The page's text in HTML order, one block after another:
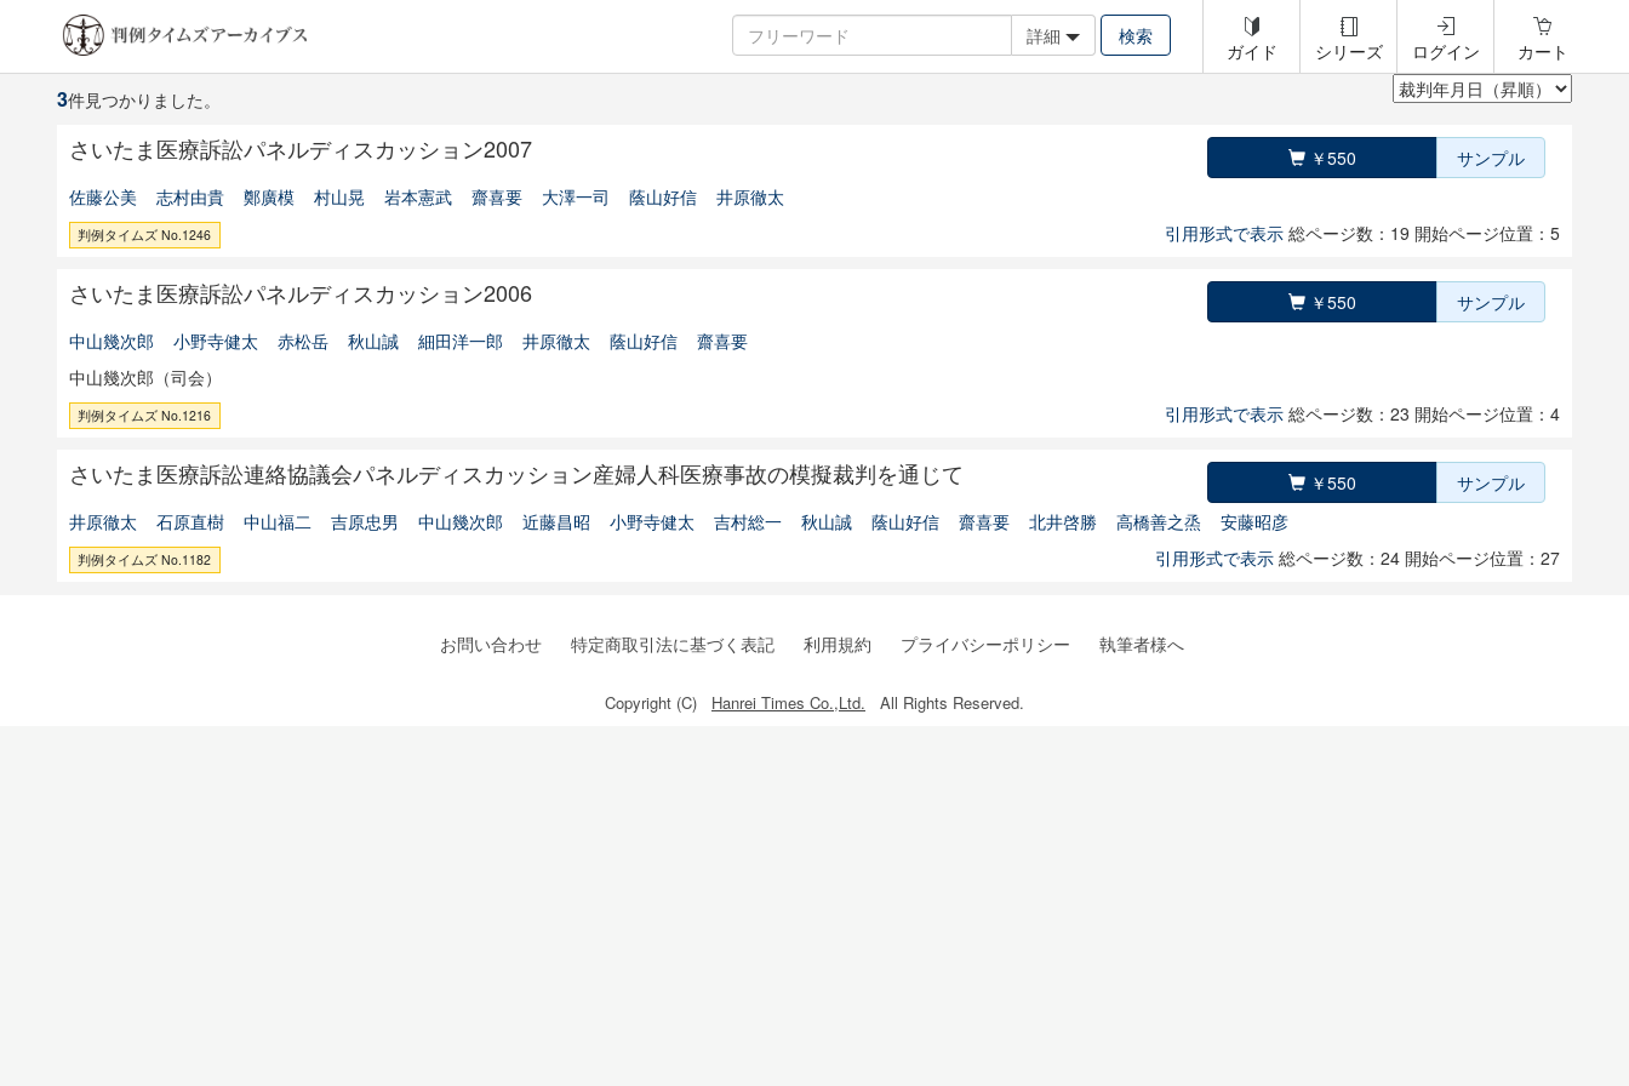
詳細
ガイド シリーズ ログイン カート
3件見つかりました。
さいたま医療訴訟パネルディスカッション2007 ￥550
サンプル
佐藤公美
志村由貴 鄭廣模 村山晃 岩本憲武 齋喜要 大澤一司 蔭山好信 井原徹太
判例タイムズ No.1246 引用形式で表示 総ページ数：19 開始ページ位置：5
さいたま医療訴訟パネルディスカッション2006 ￥550
サンプル
中山幾次郎
小野寺健太 赤松岳 秋山誠 細田洋一郎 井原徹太 蔭山好信
齋喜要
中山幾次郎（司会）
判例タイムズ No.1216 引用形式で表示 総ページ数：23 開始ページ位置：4
さいたま医療訴訟連絡協議会パネルディスカッション産婦人科医療事故の模擬裁判を通じて ￥550
サンプル
井原徹太
石原直樹 中山福二 吉原忠男 中山幾次郎 近藤昌昭 小野寺健太 吉村総一 秋山誠 蔭山好信 齋喜要 北井啓勝 高橋善之烝 安藤昭彦
判例タイムズ No.1182 引用形式で表示 総ページ数：24 開始ページ位置：27
お問い合わせ 特定商取引法に基づく表記 利用規約 プライバシーポリシー 執筆者様へ
Copyright (C) Hanrei Times Co.,Ltd. All Rights Reserved.